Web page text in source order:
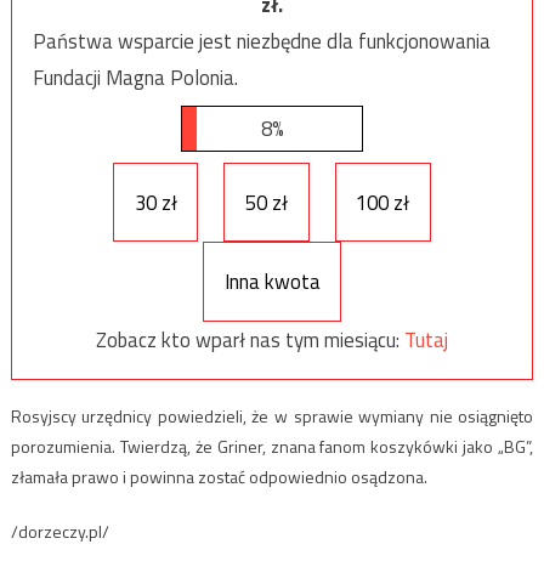
Państwa wsparcie jest niezbędne dla funkcjonowania
Fundacji Magna Polonia.
8%
30 zł 50 zł 100 zł
Inna kwota
Zobacz kto wparł nas tym miesiącu: Tutaj
Rosyjscy urzędnicy powiedzieli, że w sprawie wymiany nie osiągnięto
porozumienia. Twierdzą, że Griner, znana fanom koszykówki jako „BG”,
złamała prawo i powinna zostać odpowiednio osądzona.
/dorzeczy.pl/